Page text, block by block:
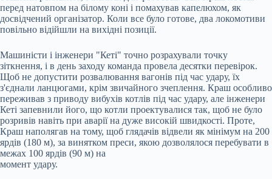
перед натовпом на білому коні і помахував капелюхом, як
досвідчений організатор. Коли все було готове, два локомотиви
повільно відійшли на вихідні позиції.
Машиністи і інженери "Кеті" точно розрахували точку
зіткнення, і в день заходу команда провела десятки перевірок.
Щоб не допустити розвалювання вагонів під час удару, їх
з'єднали ланцюгами, крім звичайного зчеплення. Краш особливо
переживав з приводу вибухів котлів під час удару, але інженери
Кеті запевнили його, що котли проектувалися так, щоб не було
розривів навіть при аварії на дуже високій швидкості. Проте,
Краш наполягав на тому, щоб глядачів відвели як мінімум на 200
ярдів (180 м), за винятком преси, якою дозволялося перебувати в
межах 100 ярдів (90 м) на
момент удару.